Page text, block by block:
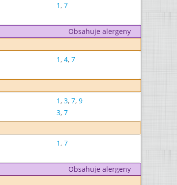
1, 7
Obsahuje alergeny
1, 4, 7
1, 3, 7, 9
3, 7
1, 7
Obsahuje alergeny